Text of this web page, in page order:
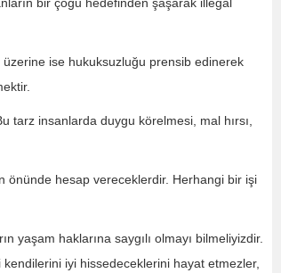
üzerine ise hukuksuzluğu prensib edinerek
tarz insanlarda duygu körelmesi, mal hırsı,
önünde hesap vereceklerdir. Herhangi bir işi
yaşam haklarına saygılı olmayı bilmeliyizdir.
iyi hissedeceklerini hayat etmezler,